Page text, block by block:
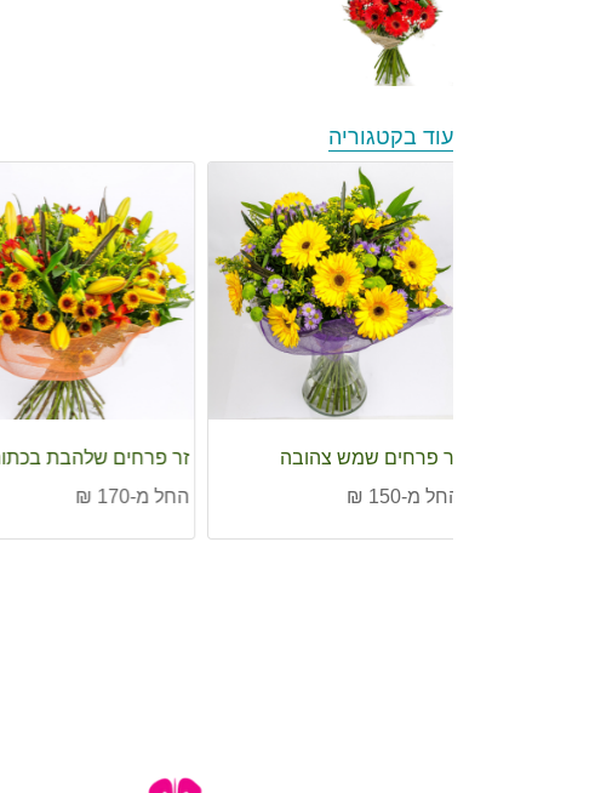
עוד בקטגוריה
זר פרחים שלהבת בכתום
החל מ-170 ₪
זר פרחים כלה בלבן
החל מ-185 ₪